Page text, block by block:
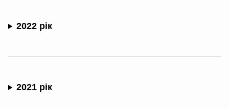
2022 рік
2021 рік